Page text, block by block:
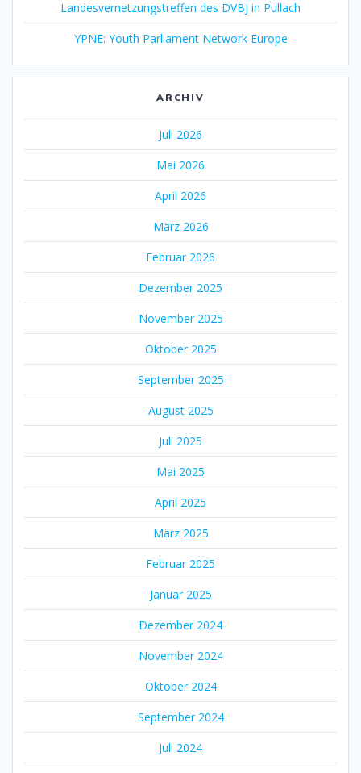
Landesvernetzungstreffen des DVBJ in Pullach
YPNE: Youth Parliament Network Europe
ARCHIV
Juli 2026
Mai 2026
April 2026
März 2026
Februar 2026
Dezember 2025
November 2025
Oktober 2025
September 2025
August 2025
Juli 2025
Mai 2025
April 2025
März 2025
Februar 2025
Januar 2025
Dezember 2024
November 2024
Oktober 2024
September 2024
Juli 2024